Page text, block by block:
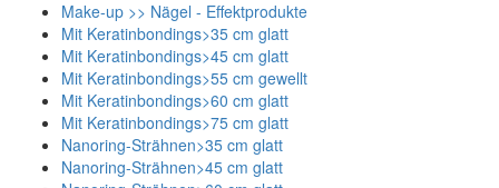
Make-up >> Nägel - Effektprodukte
Mit Keratinbondings>35 cm glatt
Mit Keratinbondings>45 cm glatt
Mit Keratinbondings>55 cm gewellt
Mit Keratinbondings>60 cm glatt
Mit Keratinbondings>75 cm glatt
Nanoring-Strähnen>35 cm glatt
Nanoring-Strähnen>45 cm glatt